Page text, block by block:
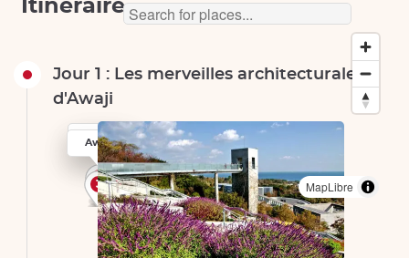
Kobe
Kobe
Kobe
Akashi
Akashi
Awaji
MapLibre
Itinéraire
Jour 1 : Les merveilles architecturales
d'Awaji